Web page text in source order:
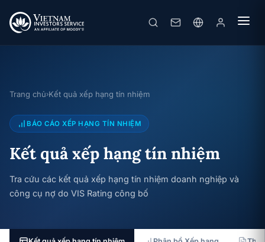
Trang chủ›Kết quả xếp hạng tín nhiệm
BÁO CÁO XẾP HẠNG TÍN NHIỆM
Kết quả xếp hạng tín nhiệm
Tra cứu các kết quả xếp hạng tín nhiệm doanh nghiệp và
công cụ nợ do VIS Rating công bố